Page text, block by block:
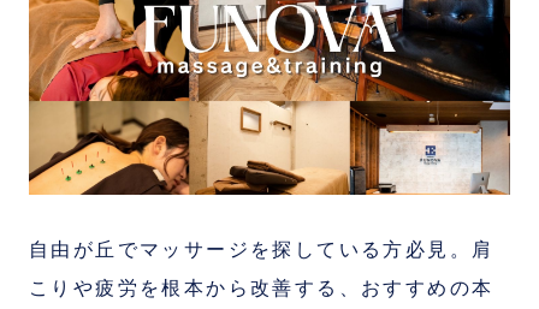
自由が丘でマッサージを探している方必見。肩
こりや疲労を根本から改善する、おすすめの本